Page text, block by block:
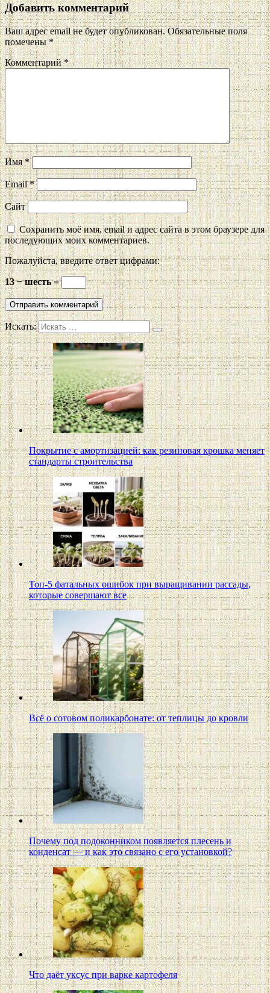
Добавить комментарий
Ваш адрес email не будет опубликован. Обязательные поля
помечены*
Комментарий*
Имя*
Email*
Сайт
Сохранить моё имя, email и адрес сайта в этом браузере для
последующих моих комментариев.
Пожалуйста, введите ответ цифрами:
13 − шесть =
Искать:
Покрытие с амортизацией: как резиновая крошка меняет
стандарты строительства
Топ-5 фатальных ошибок при выращивании рассады,
которые совершают все
Всё о сотовом поликарбонате: от теплицы до кровли
Почему под подоконником появляется плесень и
конденсат — и как это связано с его установкой?
Что даёт уксус при варке картофеля